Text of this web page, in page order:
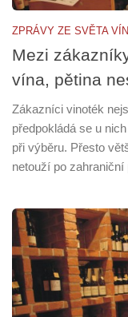
ZPRÁVY ZE SVĚTA
Mezi
vína, pětina
Zákazníci vinoték
předpokládá se u
při výběru. Přesto
netouží po